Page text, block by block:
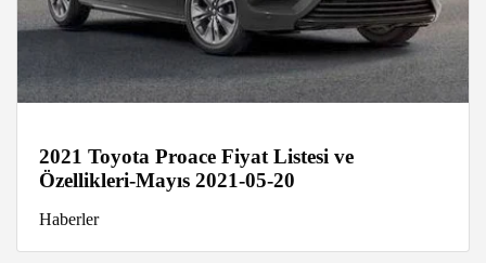
2021 Toyota Proace Fiyat Listesi ve
Özellikleri-Mayıs 2021-05-20
Haberler